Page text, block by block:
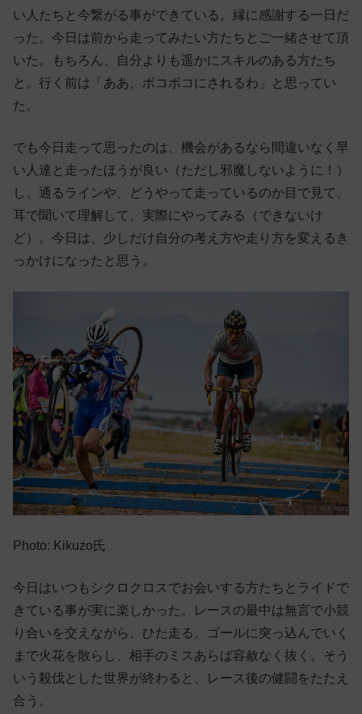
い人たちと今繋がる事ができている。縁に感謝する一日だ
った。今日は前から走ってみたい方たちとご一緒させて頂
いた。もちろん、自分よりも遥かにスキルのある方たち
と。行く前は「ああ、ボコボコにされるわ」と思ってい
た。
でも今日走って思ったのは、機会があるなら間違いなく早
い人達と走ったほうが良い（ただし邪魔しないように！）
し、通るラインや、どうやって走っているのか目で見て、
耳で聞いて理解して、実際にやってみる（できないけ
ど）。今日は、少しだけ自分の考え方や走り方を変えるき
っかけになったと思う。
Photo: Kikuzo氏
今日はいつもシクロクロスでお会いする方たちとライドで
きている事が実に楽しかった。レースの最中は無言で小競
り合いを交えながら、ひた走る。ゴールに突っ込んでいく
まで火花を散らし、相手のミスあらば容赦なく抜く。そう
いう殺伐とした世界が終わると、レース後の健闘をたたえ
合う。